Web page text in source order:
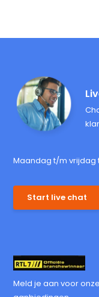
Maandag t/m vrijdag
Start live chat
Meld je aan voor